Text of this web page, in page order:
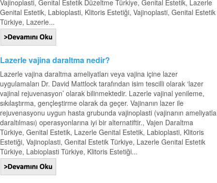
Vajinoplasti, Genital Estetik Düzeltme Türkiye, Genital Estetik, Lazerle
Genital Estetik, Labioplasti, Klitoris Estetiği, Vajinoplasti, Genital Estetik
Türkiye, Lazerle...
Lazerle vajina daraltma nedir?
Lazerle vajina daraltma ameliyatları veya vajina içine lazer
uygulamaları Dr. David Mattlock tarafından isim tescilli olarak ‘lazer
vajinal rejuvenasyon’ olarak bilinmektedir. Lazerle vajinal yenileme,
sıkılaştırma, gençleştirme olarak da geçer. Vajinanın lazer ile
rejuvenasyonu uygun hasta grubunda vajinoplasti (vajinanın ameliyatla
daraltılması) operasyonlarına iyi bir alternatiftir., Vajen Daraltma
Türkiye, Genital Estetik, Lazerle Genital Estetik, Labioplasti, Klitoris
Estetiği, Vajinoplasti, Genital Estetik Türkiye, Lazerle Genital Estetik
Türkiye, Labioplasti Türkiye, Klitoris Estetiği...